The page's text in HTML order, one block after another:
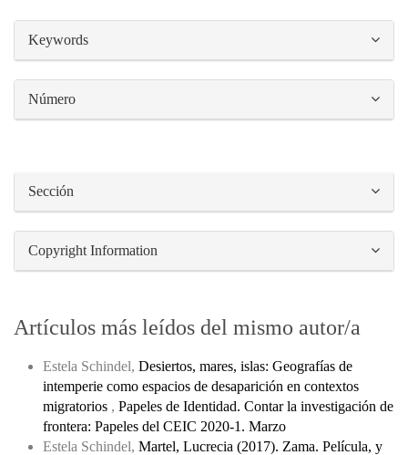
Keywords
Número
Sección
Copyright Information
Artículos más leídos del mismo autor/a
Estela Schindel, Desiertos, mares, islas: Geografías de
intemperie como espacios de desaparición en contextos
migratorios , Papeles de Identidad. Contar la investigación de
frontera: Papeles del CEIC 2020-1. Marzo
Estela Schindel, Martel, Lucrecia (2017). Zama. Película, y